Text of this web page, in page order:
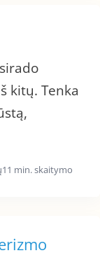
kitų. Tenka
11 min. skaitymo